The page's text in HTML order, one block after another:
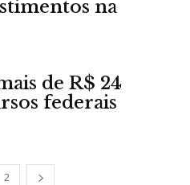
na
de R$ 24
federais
2